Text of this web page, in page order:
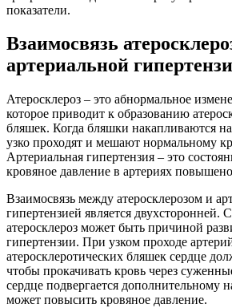
показатели.
Взаимосвязь
артериальной
Атеросклероз – это абнормальное
которое приводит к образованию
бляшек. Когда бляшки накапливаются
узко проходят и мешают нормальному
Артериальная гипертензия – это
кровяное давление в артериях
Взаимосвязь между атеросклерозом и
гипертензией является двухсторонней.
атеросклероз может быть причиной
гипертензии. При узком проходе
атеросклеротических бляшек сердце
чтобы прокачивать кровь через
сердце подвергается дополнительному
может повысить кровяное давление.